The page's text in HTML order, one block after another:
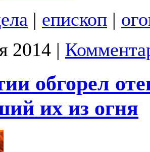
| епископ |
2014 |
обгорел
их из огня